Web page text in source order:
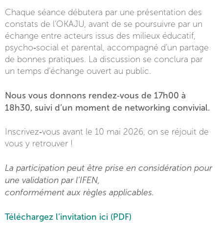
Chaque séance débutera par une présentation des
constats de l’OKAJU, avant de se poursuivre par un
échange entre acteurs issus des milieux éducatif,
psycho‑social et parental, accompagné d’un partage
de bonnes pratiques. La discussion se conclura par
un temps d’échange ouvert au public.
Nous vous donnons rendez‑vous de 17h00 à
18h30, suivi d’un moment de networking convivial.
Inscrivez‑vous avant le 10 mai 2026, on se réjouit de
vous y retrouver !
La participation peut être prise en considération pour
une validation par l’IFEN,
conformément aux règles applicables.
Téléchargez l’invitation ici (PDF)